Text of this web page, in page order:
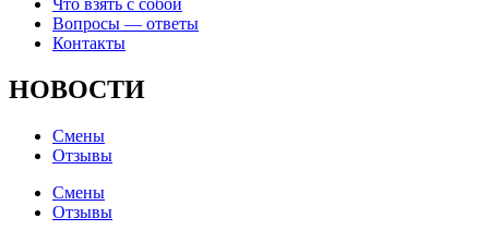
Что взять с собой
Вопросы — ответы
Контакты
НОВОСТИ
Смены
Отзывы
Смены
Отзывы